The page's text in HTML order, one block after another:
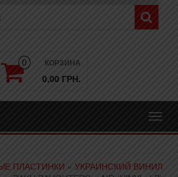
0 КОРЗИНА
0,00 ГРН.
ПЛАСТИНКИ » УКРАИНСКИЙ ВИНИЛ